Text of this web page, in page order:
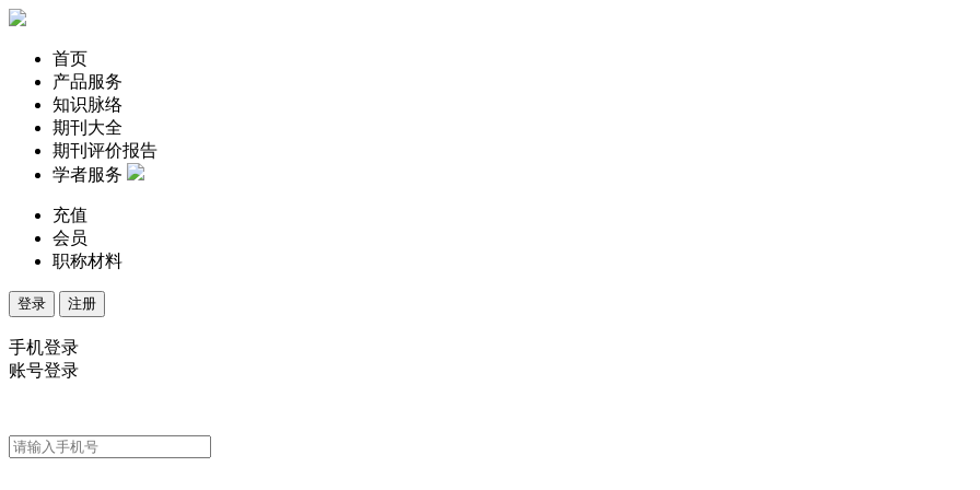
首页
产品服务
知识脉络
期刊大全
期刊评价报告
学者服务
充值
会员
职称材料
登录 注册
手机登录
账号登录